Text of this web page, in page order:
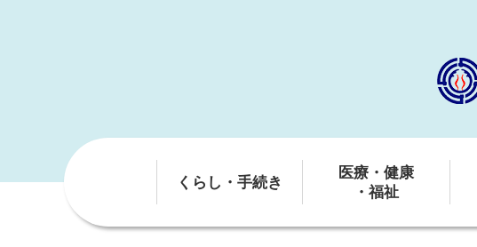
くらし・手続き
医療・健康
・福祉